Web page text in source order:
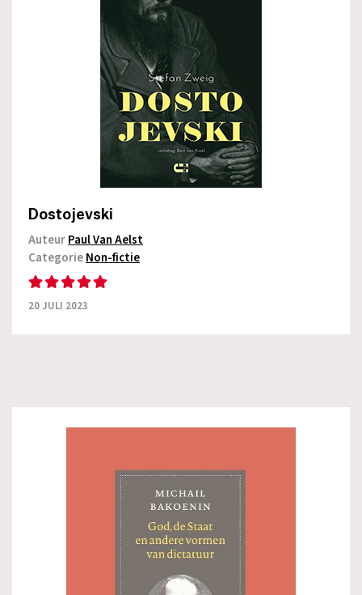
Dostojevski
AuteurPaul Van Aelst
CategorieNon-fictie
20 JULI 2023